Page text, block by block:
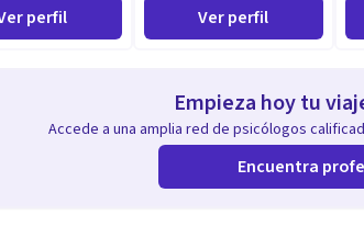
perfil Ver perfil
Empieza hoy tu
Accede a una amplia red de psicólogos
Encuentra